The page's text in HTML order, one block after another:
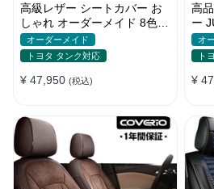
高級レザー シートカバー お
しゃれ オーダーメイド 8色
通気防水 耐摩耗性 全席セッ
ト
オーダーメイド
トヨタ タンク対応
¥ 47,950 (税込)
高
ー
イオ
ト
¥